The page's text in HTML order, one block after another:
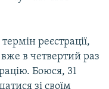
реєстрації,
в четвертий раз
Боюся, 31
зі своїм